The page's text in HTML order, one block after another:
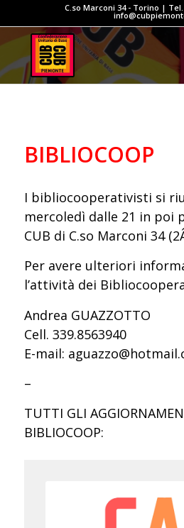
C.so Marconi 34 - Torino | Tel.
BIBLIOCOOP
I bibliocooperativisti si
mercoledì dalle 21 in poi
CUB di C.so Marconi 34
Per avere ulteriori
l’attività dei
Andrea GUAZZOTTO
Cell. 339.8563940
E-mail:
–
TUTTI GLI
BIBLIOCOOP: